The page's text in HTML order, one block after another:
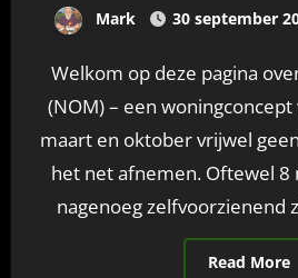
Mark 30 september
Welkom op deze pagina over Nul op de Meter
(NOM) – een
maart en oktober vrijwel
het net afnemen. Oftewel 8
nagenoeg zelfvoorzienend
Read More